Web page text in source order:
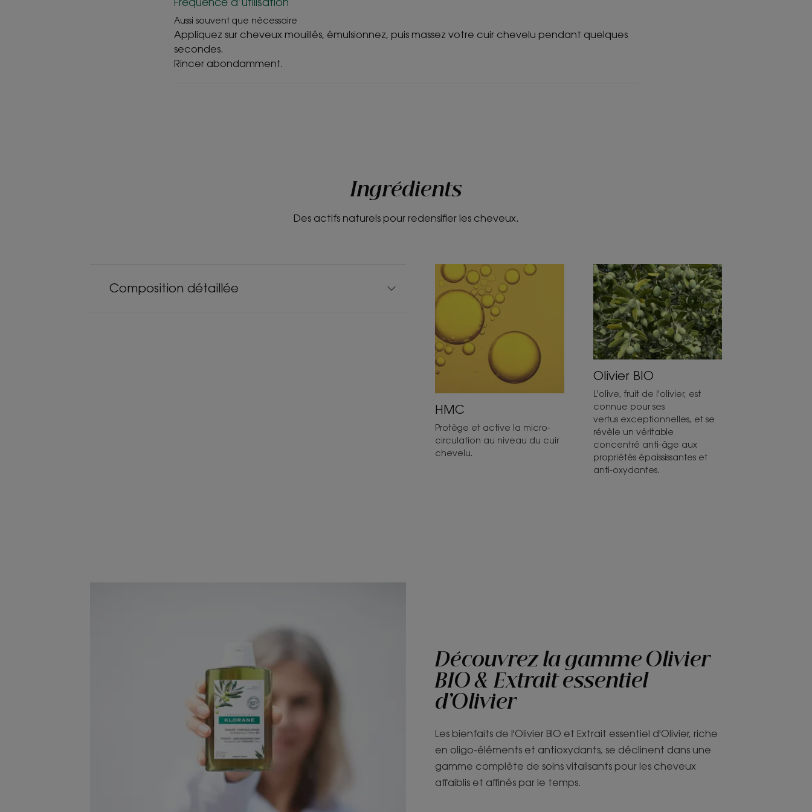
Aussi souvent que nécessaire
Appliquez sur cheveux mouillés, émulsionnez, puis massez votre cuir chevelu pendant quelques
secondes.
Rincer abondamment.
Ingrédients
Des actifs naturels pour redensifier les cheveux.
Composition détaillée
HMC
Protège et active la micro-
circulation au niveau du cuir
chevelu.
Olivier BIO
L'olive, fruit de l'olivier, est
connue pour ses
vertus exceptionnelles, et se
révèle un véritable
concentré anti-âge aux
propriétés épaississantes et
anti-oxydantes.
Découvrez la gamme Olivier
BIO & Extrait essentiel
d’Olivier
Les bienfaits de l'Olivier BIO et Extrait essentiel d'Olivier, riche
en oligo-éléments et antioxydants, se déclinent dans une
gamme complète de soins vitalisants pour les cheveux
affaiblis et affinés par le temps.